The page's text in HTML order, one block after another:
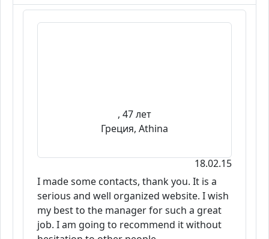
, 47 лет
Греция, Athina
18.02.15
I made some contacts, thank you. It is a
serious and well organized website. I wish
my best to the manager for such a great
job. I am going to recommend it without